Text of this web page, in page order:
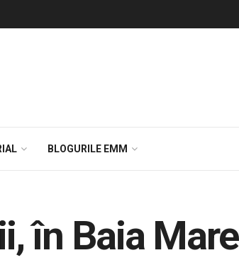
BLOGURILE EMM
în Baia Mare